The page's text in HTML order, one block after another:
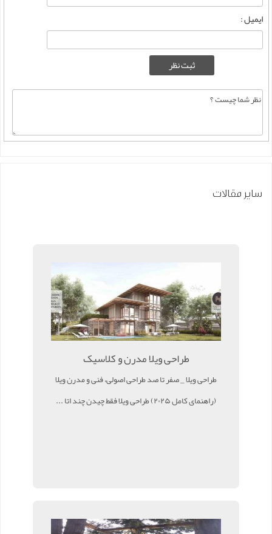
ایمیل :
سایر مقالات
طراحی ویلا مدرن و کلاسیک
طراحی ویلا _ صفر تا صد طراحی اصولی، فنی و مدرن ویلا
(راهنمای کامل ۲۰۲۵) طراحی ویلا فقط چیدن چند اتا ...